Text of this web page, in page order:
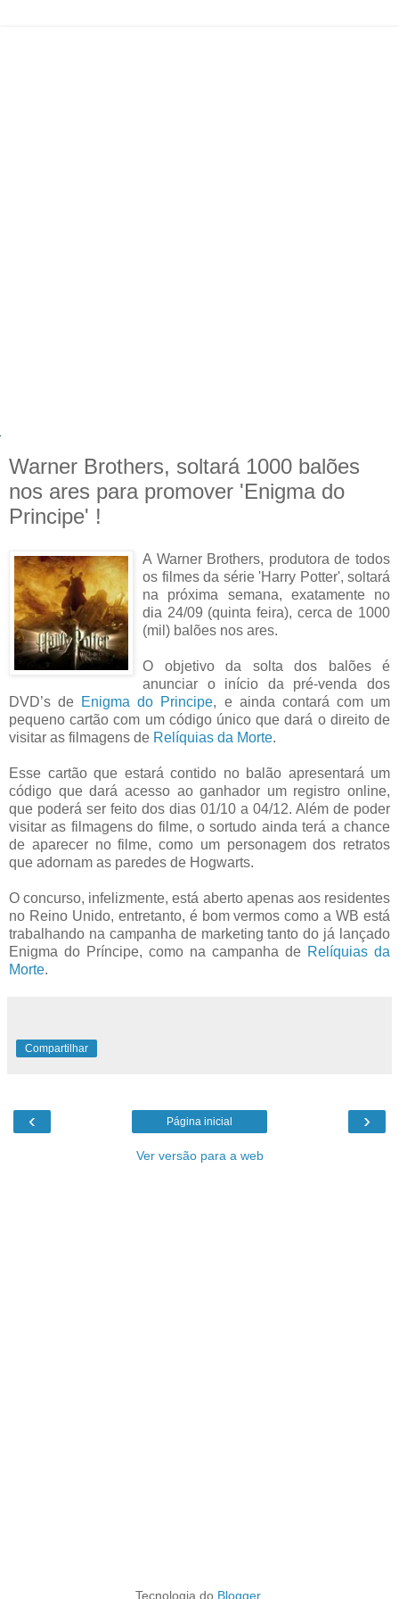
Warner Brothers, soltará 1000 balões
nos ares para promover 'Enigma do
Principe' !
A Warner Brothers, produtora de todos
os filmes da série 'Harry Potter', soltará
na próxima semana, exatamente no
dia 24/09 (quinta feira), cerca de 1000
(mil) balões nos ares.
O objetivo da solta dos balões é
anunciar o início da pré-venda dos
DVD’s de Enigma do Principe, e ainda contará com um
pequeno cartão com um código único que dará o direito de
visitar as filmagens de Relíquias da Morte.
Esse cartão que estará contido no balão apresentará um
código que dará acesso ao ganhador um registro online,
que poderá ser feito dos dias 01/10 a 04/12. Além de poder
visitar as filmagens do filme, o sortudo ainda terá a chance
de aparecer no filme, como um personagem dos retratos
que adornam as paredes de Hogwarts.
O concurso, infelizmente, está aberto apenas aos residentes
no Reino Unido, entretanto, é bom vermos como a WB está
trabalhando na campanha de marketing tanto do já lançado
Enigma do Príncipe, como na campanha de Relíquias da
Morte.
Compartilhar
‹ ›
Página inicial
Ver versão para a web
Tecnologia do Blogger.